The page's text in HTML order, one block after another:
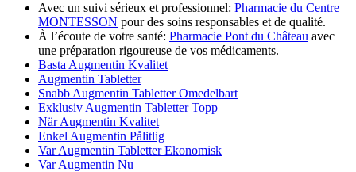
Avec un suivi sérieux et professionnel: Pharmacie du Centre
MONTESSON pour des soins responsables et de qualité.
À l’écoute de votre santé: Pharmacie Pont du Château avec
une préparation rigoureuse de vos médicaments.
Basta Augmentin Kvalitet
Augmentin Tabletter
Snabb Augmentin Tabletter Omedelbart
Exklusiv Augmentin Tabletter Topp
När Augmentin Kvalitet
Enkel Augmentin Pålitlig
Var Augmentin Tabletter Ekonomisk
Var Augmentin Nu